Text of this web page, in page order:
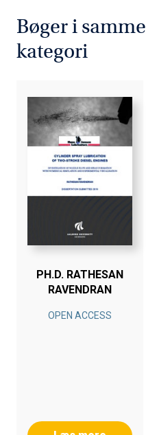
Bøger i samme
kategori
PH.D. RATHESAN
RAVENDRAN
OPEN ACCESS